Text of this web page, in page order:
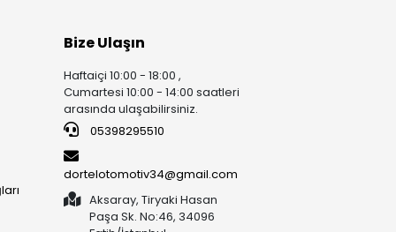
Bize Ulaşın
Haftaiçi 10:00 - 18:00 ,
Cumartesi 10:00 - 14:00 saatleri
arasında ulaşabilirsiniz.
05398295510
dortelotomotiv34@gmail.com
Aksaray, Tiryaki Hasan
Paşa Sk. No:46, 34096